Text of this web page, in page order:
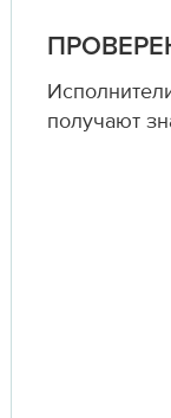
получают